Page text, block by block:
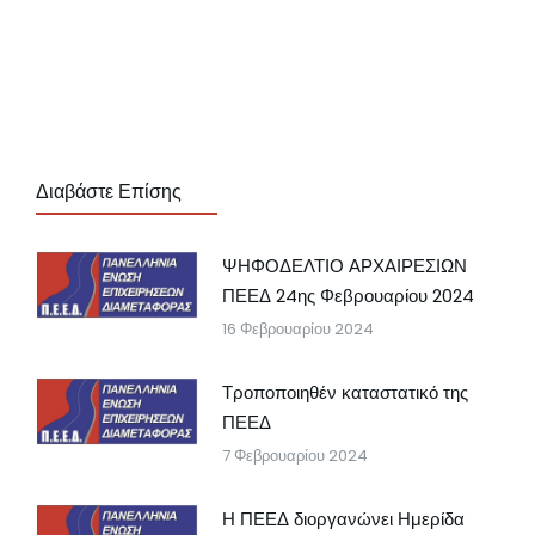
Διαβάστε Επίσης
ΨΗΦΟΔΕΛΤΙΟ ΑΡΧΑΙΡΕΣΙΩΝ
ΠΕΕΔ 24ης Φεβρουαρίου 2024
16 Φεβρουαρίου 2024
Τροποποιηθέν καταστατικό της
ΠΕΕΔ
7 Φεβρουαρίου 2024
Η ΠΕΕΔ διοργανώνει Ημερίδα